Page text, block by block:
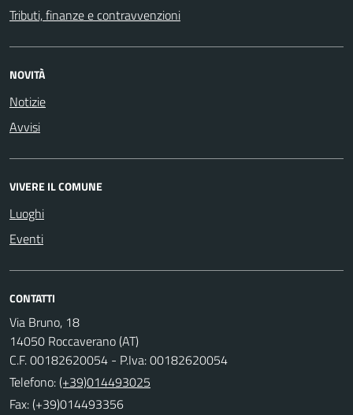
Tributi, finanze e contravvenzioni
NOVITÀ
Notizie
Avvisi
VIVERE IL COMUNE
Luoghi
Eventi
CONTATTI
Via Bruno, 18
14050 Roccaverano (AT)
C.F. 00182620054 - P.Iva: 00182620054
Telefono:(+39)014493025
Fax: (+39)014493356